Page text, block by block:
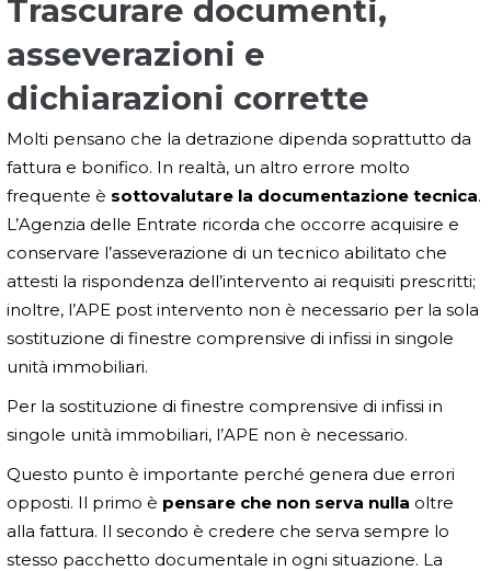
Trascurare documenti,
asseverazioni e
dichiarazioni corrette
Molti pensano che la detrazione dipenda soprattutto da
fattura e bonifico. In realtà, un altro errore molto
frequente è sottovalutare la documentazione tecnica.
L’Agenzia delle Entrate ricorda che occorre acquisire e
conservare l’asseverazione di un tecnico abilitato che
attesti la rispondenza dell’intervento ai requisiti prescritti;
inoltre, l’APE post intervento non è necessario per la sola
sostituzione di finestre comprensive di infissi in singole
unità immobiliari.
Per la sostituzione di finestre comprensive di infissi in
singole unità immobiliari, l’APE non è necessario.
Questo punto è importante perché genera due errori
opposti. Il primo è pensare che non serva nulla oltre
alla fattura. Il secondo è credere che serva sempre lo
stesso pacchetto documentale in ogni situazione. La